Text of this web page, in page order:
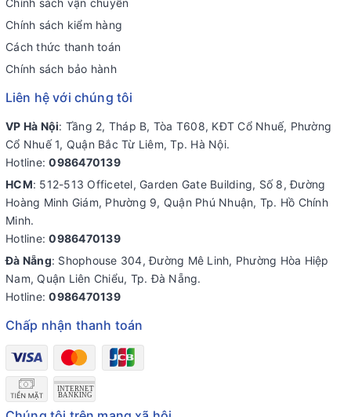
Chính sách kiểm hàng
Cách thức thanh toán
Chính sách bảo hành
Liên hệ với chúng tôi
VP Hà Nội: Tầng 2, Tháp B, Tòa T608, KĐT Cổ Nhuế, Phường
Cổ Nhuế 1, Quận Bắc Từ Liêm, Tp. Hà Nội.
Hotline:0986470139
HCM: 512-513 Officetel, Garden Gate Building, Số 8, Đường
Hoàng Minh Giám, Phường 9, Quận Phú Nhuận, Tp. Hồ Chính
Minh.
Hotline:0986470139
Đà Nẵng: Shophouse 304, Đường Mê Linh, Phường Hòa Hiệp
Nam, Quận Liên Chiểu, Tp. Đà Nẵng.
Hotline:0986470139
Chấp nhận thanh toán